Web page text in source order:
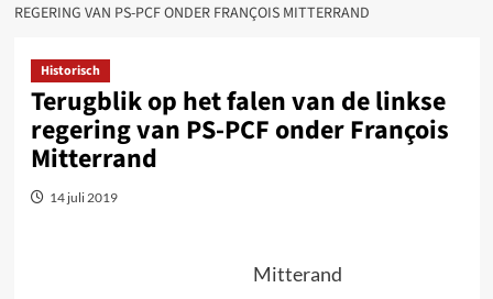
REGERING VAN PS-PCF ONDER FRANÇOIS MITTERRAND
Historisch
Terugblik op het falen van de linkse
regering van PS-PCF onder François
Mitterrand
14 juli 2019
Mitterand